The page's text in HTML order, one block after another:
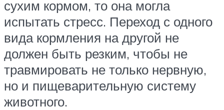
сухим кормом, то она могла
испытать стресс. Переход с одного
вида кормления на другой не
должен быть резким, чтобы не
травмировать не только нервную,
но и пищеварительную систему
животного.